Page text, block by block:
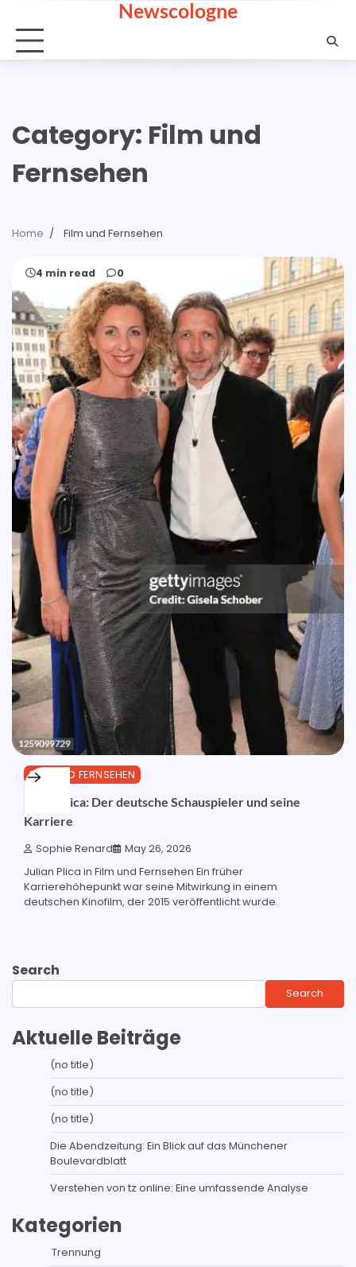
content
Newscologne
Category: Film und
Fernsehen
Home Film und Fernsehen
4 min read 0
FILM UND FERNSEHEN
Julian Plica: Der deutsche Schauspieler und seine
Karriere
Sophie Renard May 26, 2026
Julian Plica in Film und Fernsehen Ein früher
Karrierehöhepunkt war seine Mitwirkung in einem
deutschen Kinofilm, der 2015 veröffentlicht wurde.
Search
Search
Aktuelle Beiträge
(no title)
(no title)
(no title)
Die Abendzeitung: Ein Blick auf das Münchener
Boulevardblatt
Verstehen von tz online: Eine umfassende Analyse
Kategorien
Trennung